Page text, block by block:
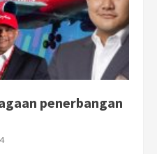
penerbangan